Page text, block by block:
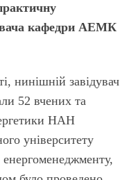
кафедри АЕМК
ни­ніш­ній завідувач
52 вчених та
НАН
університету